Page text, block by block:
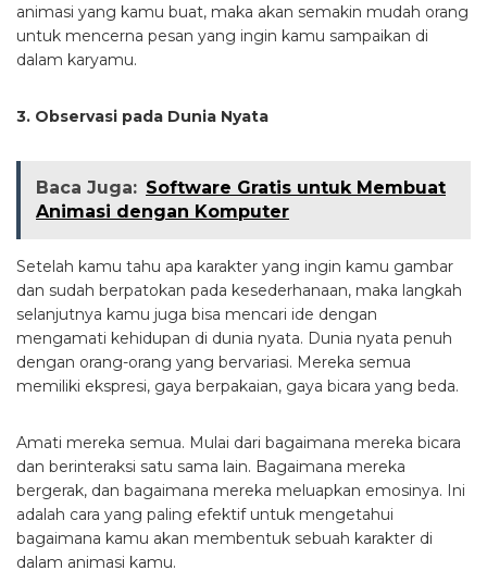
animasi yang kamu buat, maka akan semakin mudah orang
untuk mencerna pesan yang ingin kamu sampaikan di
dalam karyamu.
3. Observasi pada Dunia Nyata
Baca Juga: Software Gratis untuk Membuat
Animasi dengan Komputer
Setelah kamu tahu apa karakter yang ingin kamu gambar
dan sudah berpatokan pada kesederhanaan, maka langkah
selanjutnya kamu juga bisa mencari ide dengan
mengamati kehidupan di dunia nyata. Dunia nyata penuh
dengan orang-orang yang bervariasi. Mereka semua
memiliki ekspresi, gaya berpakaian, gaya bicara yang beda.
Amati mereka semua. Mulai dari bagaimana mereka bicara
dan berinteraksi satu sama lain. Bagaimana mereka
bergerak, dan bagaimana mereka meluapkan emosinya. Ini
adalah cara yang paling efektif untuk mengetahui
bagaimana kamu akan membentuk sebuah karakter di
dalam animasi kamu.